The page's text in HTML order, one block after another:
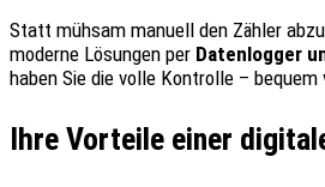
Statt mühsam manuell den Zähler
moderne Lösungen per Datenlogger
haben Sie die volle Kontrolle – bequem
Ihre Vorteile einer